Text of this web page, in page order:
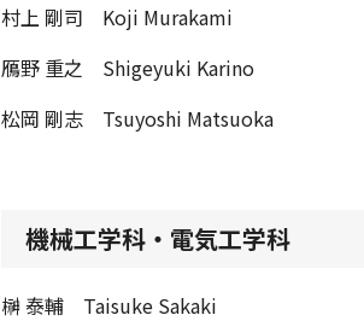
村上 剛司 Koji Murakami
鴈野 重之 Shigeyuki Karino
松岡 剛志 Tsuyoshi Matsuoka
機械工学科・電気工学科
榊 泰輔 Taisuke Sakaki